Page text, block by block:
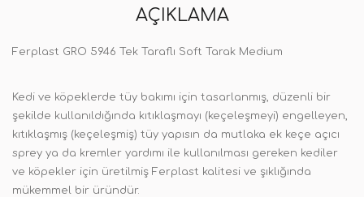
AÇIKLAMA
Ferplast GRO 5946 Tek Taraflı Soft Tarak Medium
Kedi ve köpeklerde tüy bakımı için tasarlanmış, düzenli bir
şekilde kullanıldığında kıtıklaşmayı (keçeleşmeyi) engelleyen,
kıtıklaşmış (keçeleşmiş) tüy yapısın da mutlaka ek keçe açıcı
sprey ya da kremler yardımı ile kullanılması gereken kediler
ve köpekler için üretilmiş Ferplast kalitesi ve şıklığında
mükemmel bir üründür.